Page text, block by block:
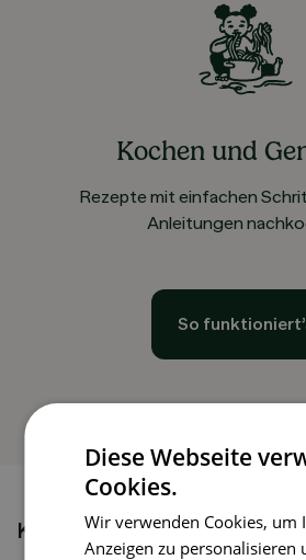
Kochen und
Rezepte mit einfachen
Anleitungen
So
Könnte dir auch gefallen
Diese Webseite
Cookies.
Wir verwenden Cookies, um
Anzeigen zu personalisieren